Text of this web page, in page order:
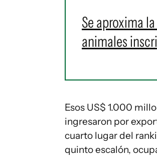
Se aproxima
animales
Esos US$ 1.000
ingresaron por
cuarto lugar del
quinto escalón,